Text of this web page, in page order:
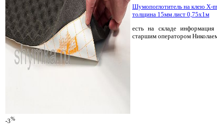
-3%
Шумопоглотитель на клею X-
толщина 15мм лист 0,75х1м
есть на складе информация
старшим оператором